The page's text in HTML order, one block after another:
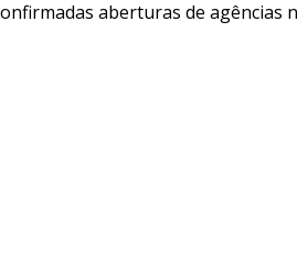
aberturas de agências